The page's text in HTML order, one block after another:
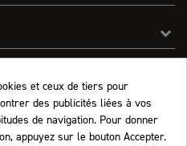
et ceux de tiers pour
des publicités liées à vos
de navigation. Pour donner
appuyez sur le bouton Accepter.